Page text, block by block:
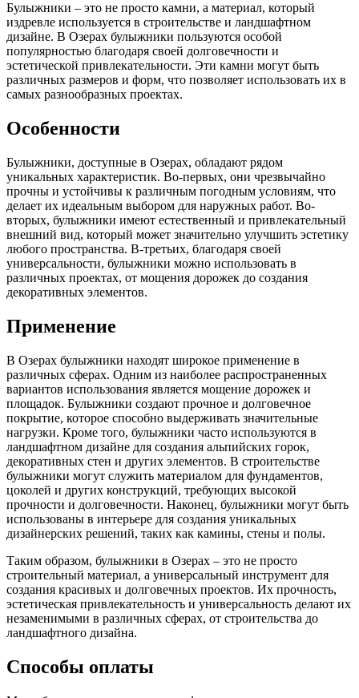
Булыжники – это не просто камни, а материал, который
издревле используется в строительстве и ландшафтном
дизайне. В Озерах булыжники пользуются особой
популярностью благодаря своей долговечности и
эстетической привлекательности. Эти камни могут быть
различных размеров и форм, что позволяет использовать их в
самых разнообразных проектах.
Особенности
Булыжники, доступные в Озерах, обладают рядом
уникальных характеристик. Во-первых, они чрезвычайно
прочны и устойчивы к различным погодным условиям, что
делает их идеальным выбором для наружных работ. Во-
вторых, булыжники имеют естественный и привлекательный
внешний вид, который может значительно улучшить эстетику
любого пространства. В-третьих, благодаря своей
универсальности, булыжники можно использовать в
различных проектах, от мощения дорожек до создания
декоративных элементов.
Применение
В Озерах булыжники находят широкое применение в
различных сферах. Одним из наиболее распространенных
вариантов использования является мощение дорожек и
площадок. Булыжники создают прочное и долговечное
покрытие, которое способно выдерживать значительные
нагрузки. Кроме того, булыжники часто используются в
ландшафтном дизайне для создания альпийских горок,
декоративных стен и других элементов. В строительстве
булыжники могут служить материалом для фундаментов,
цоколей и других конструкций, требующих высокой
прочности и долговечности. Наконец, булыжники могут быть
использованы в интерьере для создания уникальных
дизайнерских решений, таких как камины, стены и полы.
Таким образом, булыжники в Озерах – это не просто
строительный материал, а универсальный инструмент для
создания красивых и долговечных проектов. Их прочность,
эстетическая привлекательность и универсальность делают их
незаменимыми в различных сферах, от строительства до
ландшафтного дизайна.
Способы оплаты